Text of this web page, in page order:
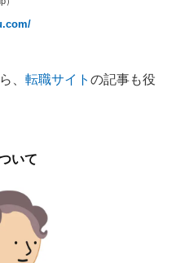
、 転職サイト の記事も役
いて